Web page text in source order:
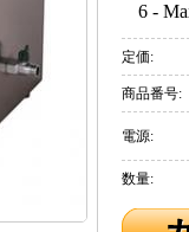
6 -
定価:
商品番号:
電源:
数量: